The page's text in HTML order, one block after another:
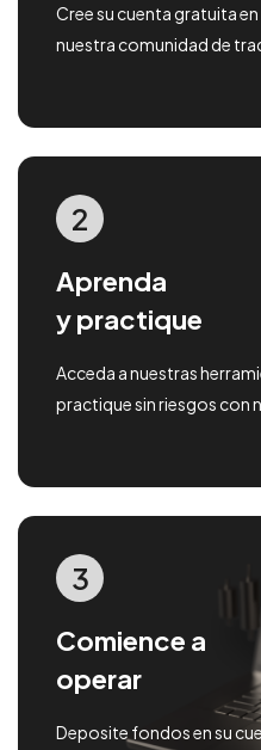
Cree su cuenta gratuita
nuestra comunidad de
2
Aprenda
y practique
Acceda a nuestras
practique sin riesgos con
3
Comience a
operar
Deposite fondos en su